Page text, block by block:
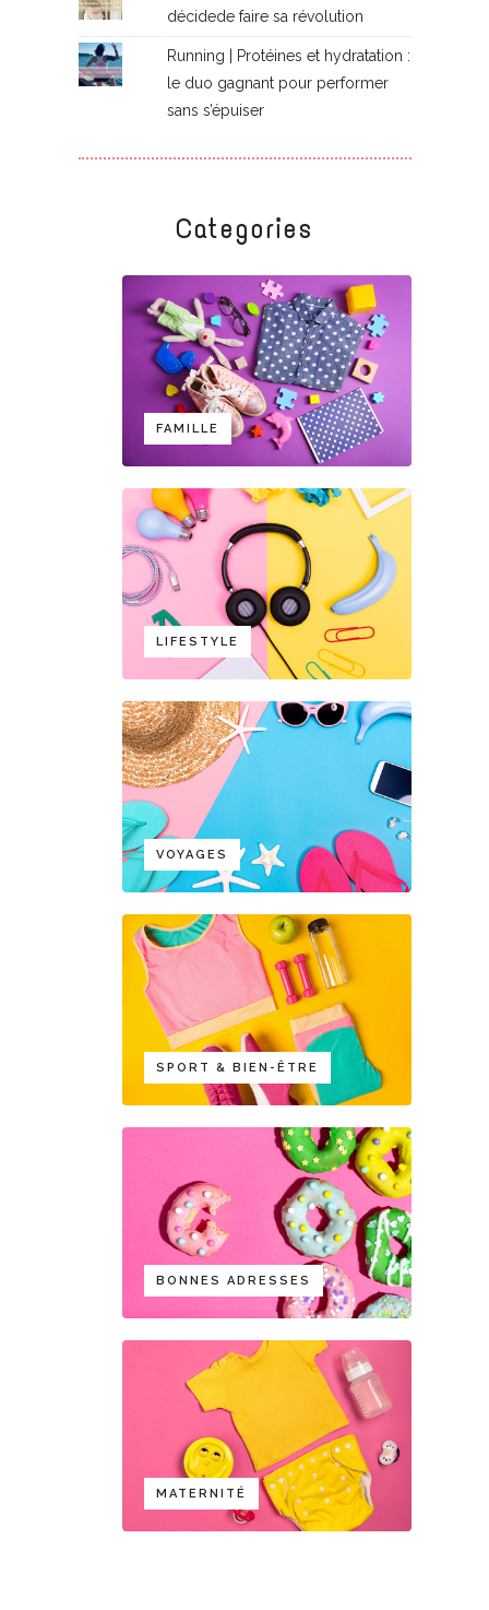
décidede faire sa révolution
Running | Protéines et hydratation :
le duo gagnant pour performer
sans s’épuiser
Categories
FAMILLE
LIFESTYLE
VOYAGES
SPORT & BIEN-ÊTRE
BONNES ADRESSES
MATERNITÉ